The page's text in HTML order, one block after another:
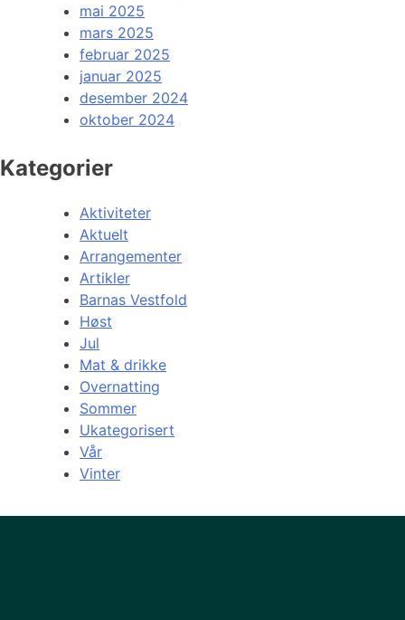
mai 2025
mars 2025
februar 2025
januar 2025
desember 2024
oktober 2024
Kategorier
Aktiviteter
Aktuelt
Arrangementer
Artikler
Barnas Vestfold
Høst
Jul
Mat & drikke
Overnatting
Sommer
Ukategorisert
Vår
Vinter